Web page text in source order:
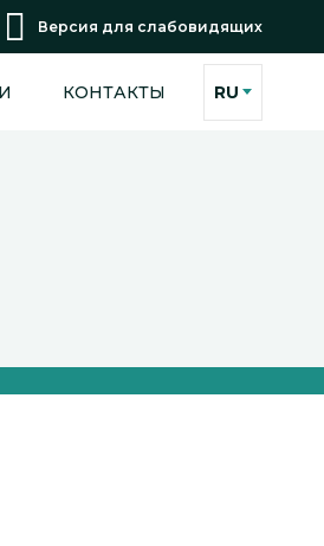
Версия для слабовидящих
КОНТАКТЫ RU